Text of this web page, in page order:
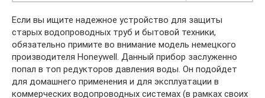
Если вы ищите надежное устройство для защиты
старых водопроводных труб и бытовой техники,
обязательно примите во внимание модель немецкого
производителя Honeywell. Данный прибор заслуженно
попал в топ редукторов давления воды. Он подойдет
для домашнего применения и для эксплуатации в
коммерческих водопроводных системах (в рамках своих